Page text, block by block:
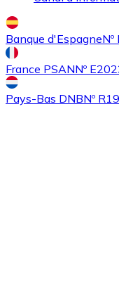
ALGO
Banque d'Espagne
France PSANNº
Pays-Bas DNBNº